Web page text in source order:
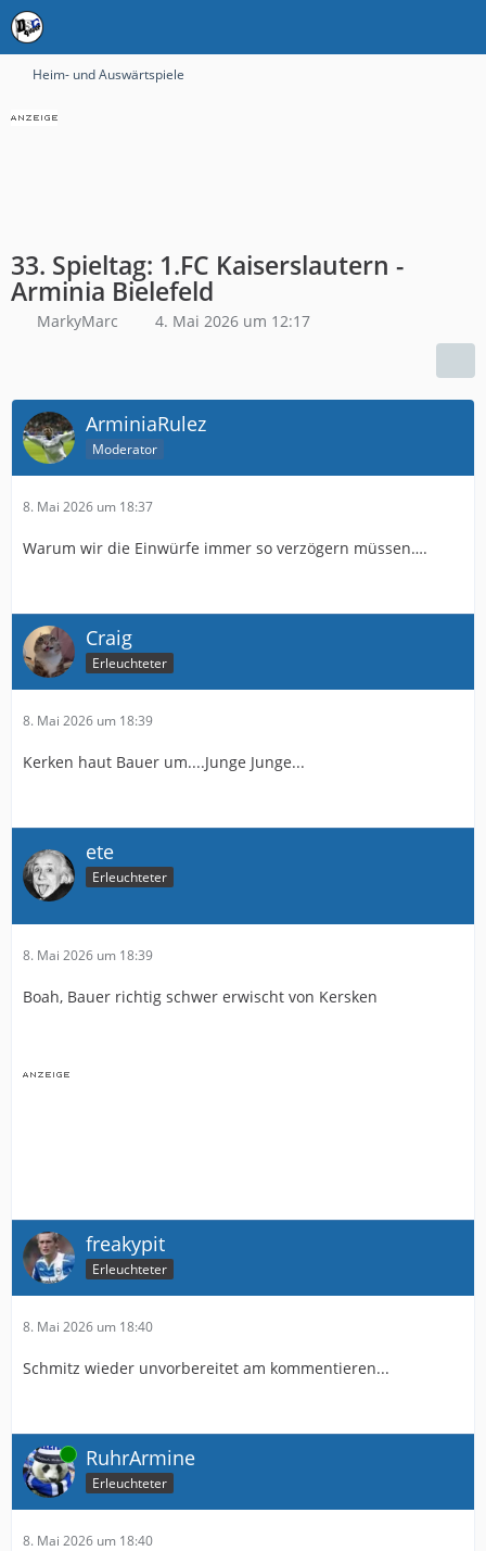
Heim- und Auswärtspiele
33. Spieltag: 1.FC Kaiserslautern -
Arminia Bielefeld
MarkyMarc 4. Mai 2026 um 12:17
ArminiaRulez
Moderator
8. Mai 2026 um 18:37
Warum wir die Einwürfe immer so verzögern müssen….
Craig
Erleuchteter
8. Mai 2026 um 18:39
Kerken haut Bauer um....Junge Junge...
ete
Erleuchteter
8. Mai 2026 um 18:39
Boah, Bauer richtig schwer erwischt von Kersken
freakypit
Erleuchteter
8. Mai 2026 um 18:40
Schmitz wieder unvorbereitet am kommentieren...
Online RuhrArmine
Erleuchteter
8. Mai 2026 um 18:40